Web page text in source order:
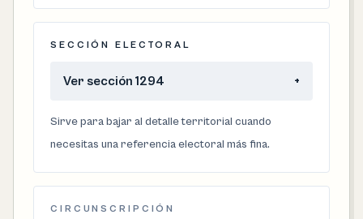
SECCIÓN ELECTORAL
Ver sección 1294 +
Sirve para bajar al detalle territorial cuando
necesitas una referencia electoral más fina.
CIRCUNSCRIPCIÓN